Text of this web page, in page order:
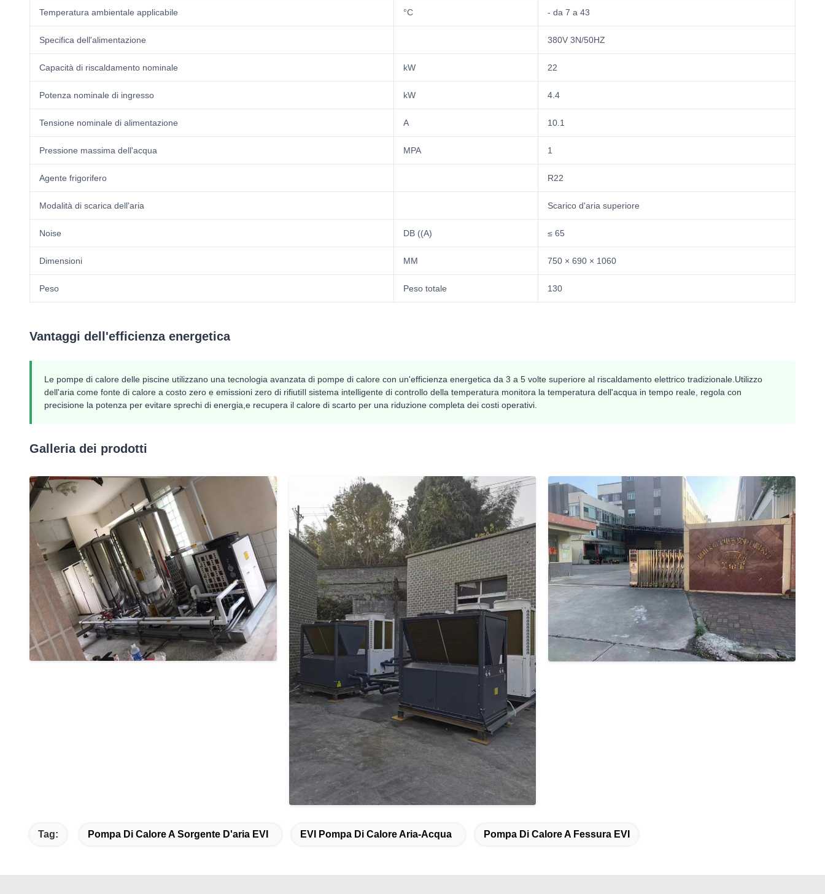
Temperatura ambientale applicabile °C - da 7 a 43
Specifica dell'alimentazione 380V 3N/50HZ
Capacità di riscaldamento nominale kW 22
Potenza nominale di ingresso kW 4.4
Tensione nominale di alimentazione A 10.1
Pressione massima dell'acqua MPA 1
Agente frigorifero R22
Modalità di scarica dell'aria Scarico d'aria superiore
Noise DB ((A) ≤ 65
Dimensioni MM 750 × 690 × 1060
Peso Peso totale 130
Vantaggi dell'efficienza energetica
Le pompe di calore delle piscine utilizzano una tecnologia avanzata di pompe di calore con un'efficienza energetica da 3 a 5 volte superiore al riscaldamento elettrico tradizionale.Utilizzo
dell'aria come fonte di calore a costo zero e emissioni zero di rifiutiIl sistema intelligente di controllo della temperatura monitora la temperatura dell'acqua in tempo reale, regola con
precisione la potenza per evitare sprechi di energia,e recupera il calore di scarto per una riduzione completa dei costi operativi.
Galleria dei prodotti
Tag: Pompa Di Calore A Sorgente D'aria EVI EVI Pompa Di Calore Aria-Acqua Pompa Di Calore A Fessura EVI